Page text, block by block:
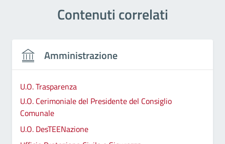
Contenuti correlati
Amministrazione
U.O. Trasparenza
U.O. Cerimoniale del Presidente del Consiglio
Comunale
U.O. DesTEENazione